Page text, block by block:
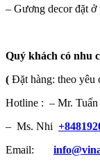
– Gương decor đặt
Quý khách có nhu
( Đặt hàng: theo yêu
Hotline : – Mr. Tuấn
– Ms. Nhi
Email: